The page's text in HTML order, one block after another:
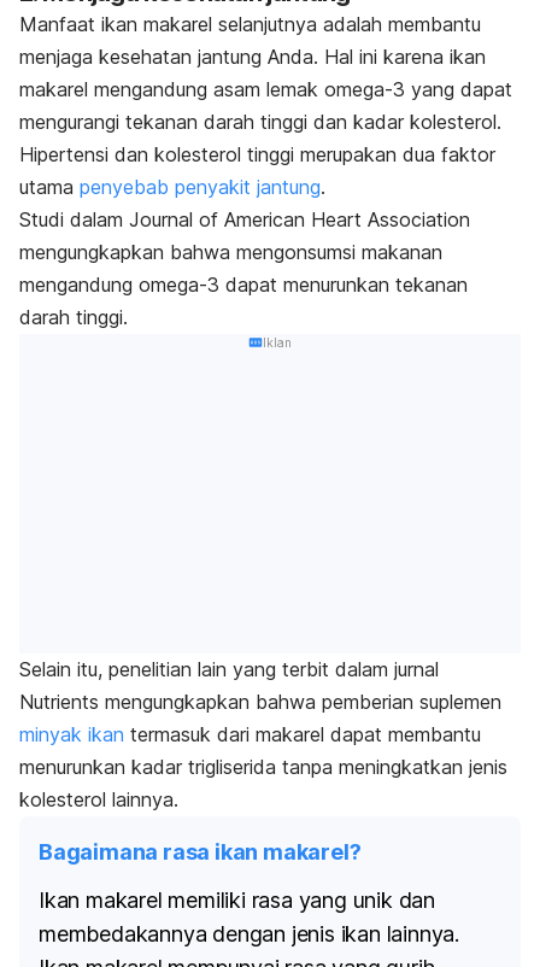
Manfaat ikan makarel selanjutnya adalah membantu
menjaga kesehatan jantung Anda. Hal ini karena ikan
makarel mengandung asam lemak omega-3 yang dapat
mengurangi tekanan darah tinggi dan kadar kolesterol.
Hipertensi dan kolesterol tinggi merupakan dua faktor
utama penyebab penyakit jantung.
Studi dalam Journal of American Heart Association
mengungkapkan bahwa mengonsumsi makanan
mengandung omega-3 dapat menurunkan tekanan
darah tinggi.
Iklan
Selain itu, penelitian lain yang terbit dalam jurnal
Nutrients mengungkapkan bahwa pemberian suplemen
minyak ikan termasuk dari makarel dapat membantu
menurunkan kadar trigliserida tanpa meningkatkan jenis
kolesterol lainnya.
Bagaimana rasa ikan makarel?
Ikan makarel memiliki rasa yang unik dan
membedakannya dengan jenis ikan lainnya.